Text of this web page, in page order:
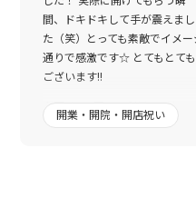
間、ドキドキして手が震えまし
た（笑）とっても素敵でイメー
通りで感激です☆ とてもとて
ございます!!
今回は、4回目の利用でした
う事なく、発注画面からスム
開業・開院・開店祝い